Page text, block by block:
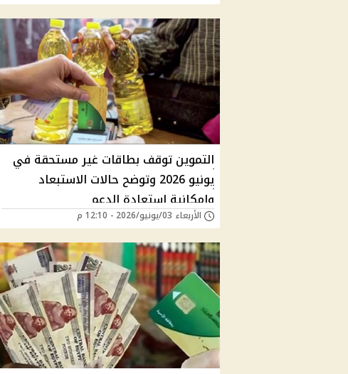
التموين توقف بطاقات غير مستحقة في
يونيو 2026 وتوضح حالات الاستبعاد
وإمكانية استعادة الدعم
الأربعاء 03/يونيو/2026 - 12:10 م